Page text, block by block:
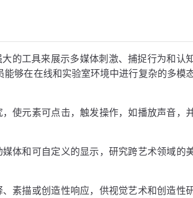
的工具来展示多媒体刺激、捕捉行为和认
够在在线和实验室环境中进行复杂的多模
使元素可点击，触发操作，如播放声音，
体和可自定义的显示，研究跨艺术领域的
素描或创造性响应，供视觉艺术和创造性